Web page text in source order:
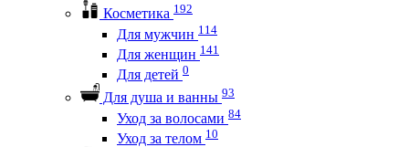
Косметика 192
Для мужчин 114
Для женщин 141
Для детей 0
Для душа и ванны 93
Уход за волосами 84
Уход за телом 10